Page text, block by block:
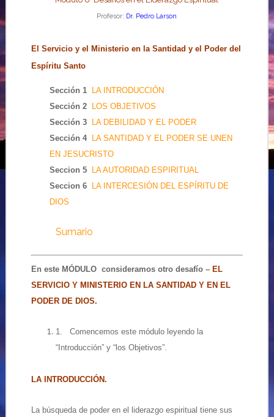
Profesor: Dr. Pedro Larson
El Servicio y el Ministerio en la Santidad y el Poder del
Espíritu Santo
Sección 1
LA INTRODUCCIÓN
Sección 2
LOS OBJETIVOS
Sección 3
LA DEBILIDAD Y EL PODER
Sección 4
LA SANTIDAD Y EL PODER SE UNEN
EN JESUCRISTO
Seccion 5
LA AUTORIDAD ESPIRITUAL
Seccion 6
LA INTERCESIÓN DEL ESPÍRITU DE
DIOS
Sumario
En este MÓDULO consideramos otro desafío – EL
SERVICIO Y MINISTERIO EN LA SANTIDAD Y EN EL
PODER DE DIOS.
1. Comencemos este módulo leyendo la
“Introducción” y “los Objetivos”.
LA INTRODUCCIÓN.
La búsqueda de poder en el liderazgo espiritual tiene sus